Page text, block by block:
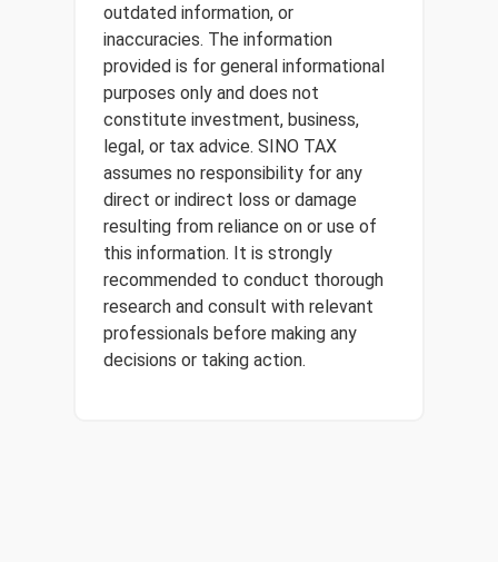
outdated information, or
inaccuracies. The information
provided is for general informational
purposes only and does not
constitute investment, business,
legal, or tax advice. SINO TAX
assumes no responsibility for any
direct or indirect loss or damage
resulting from reliance on or use of
this information. It is strongly
recommended to conduct thorough
research and consult with relevant
professionals before making any
decisions or taking action.